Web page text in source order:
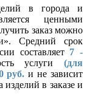
в города и
ценными
заказ можно
Средний срок
составляет 7 -
услуги(для
руб. и не зависит
изделий в заказе и